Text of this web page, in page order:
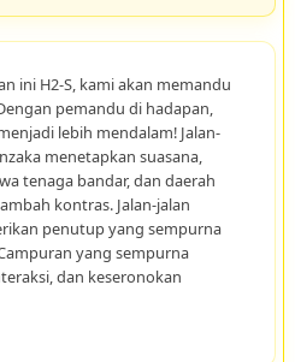
ini H2-S, kami akan memandu
pemandu di hadapan,
lebih mendalam! Jalan-
menetapkan suasana,
tenaga bandar, dan daerah
kontras. Jalan-jalan
penutup yang sempurna
yang sempurna
dan keseronokan